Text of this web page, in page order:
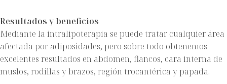
Resultados y beneficios
Mediante la intralipoterapia se puede tratar cualquier área
afectada por adiposidades, pero sobre todo obtenemos
excelentes resultados en abdomen, flancos, cara interna de
muslos, rodillas y brazos, región trocantérica y papada.